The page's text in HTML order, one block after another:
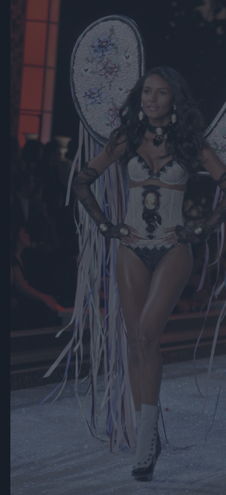
Jön még kép!